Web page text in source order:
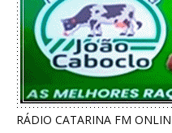
RÁDIO CATARINA FM